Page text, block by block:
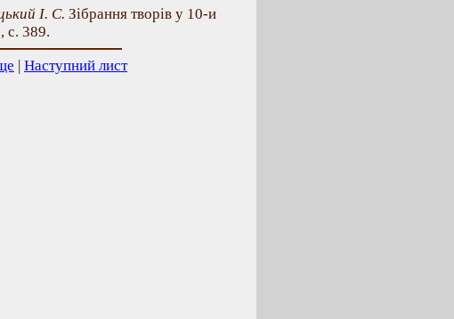
І. С. Зібрання творів у 10-и
с. 389.
| Наступний лист